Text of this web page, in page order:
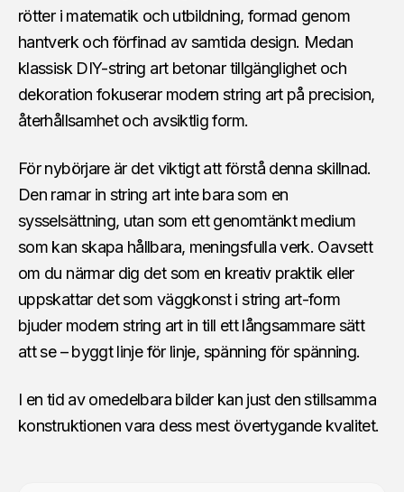
rötter i matematik och utbildning, formad genom
hantverk och förfinad av samtida design. Medan
klassisk DIY-string art betonar tillgänglighet och
dekoration fokuserar modern string art på precision,
återhållsamhet och avsiktlig form.
För nybörjare är det viktigt att förstå denna skillnad.
Den ramar in string art inte bara som en
sysselsättning, utan som ett genomtänkt medium
som kan skapa hållbara, meningsfulla verk. Oavsett
om du närmar dig det som en kreativ praktik eller
uppskattar det som väggkonst i string art-form
bjuder modern string art in till ett långsammare sätt
att se – byggt linje för linje, spänning för spänning.
I en tid av omedelbara bilder kan just den stillsamma
konstruktionen vara dess mest övertygande kvalitet.